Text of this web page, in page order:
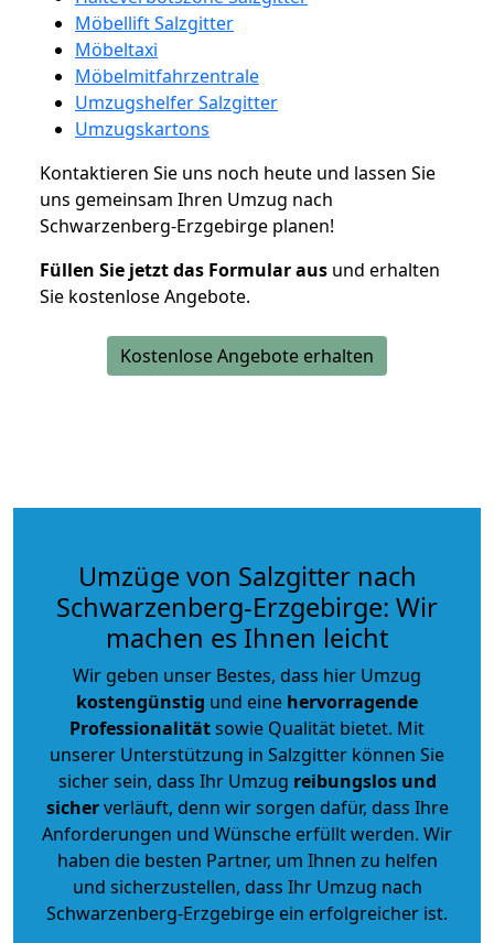
Möbellift Salzgitter
Möbeltaxi
Möbelmitfahrzentrale
Umzugshelfer Salzgitter
Umzugskartons
Kontaktieren Sie uns noch heute und lassen Sie
uns gemeinsam Ihren Umzug nach
Schwarzenberg-Erzgebirge planen!
Füllen Sie jetzt das Formular aus und erhalten
Sie kostenlose Angebote.
Kostenlose Angebote erhalten
Umzüge von Salzgitter nach
Schwarzenberg-Erzgebirge: Wir
machen es Ihnen leicht
Wir geben unser Bestes, dass hier Umzug
kostengünstig und eine hervorragende
Professionalitätsowie Qualität bietet. Mit
unserer Unterstützung in Salzgitter können Sie
sicher sein, dass Ihr Umzug reibungslos und
sicherverläuft, denn wir sorgen dafür, dass Ihre
Anforderungen und Wünsche erfüllt werden. Wir
haben die besten Partner, um Ihnen zu helfen
und sicherzustellen, dass Ihr Umzug nach
Schwarzenberg-Erzgebirge ein erfolgreicher ist.